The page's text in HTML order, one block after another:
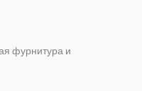
фурнитура и